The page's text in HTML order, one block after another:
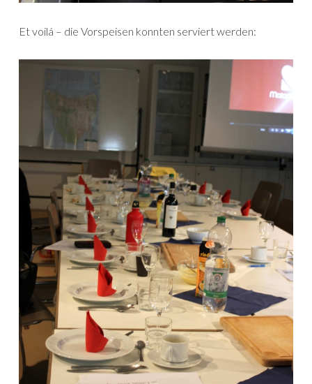
Et voilá – die Vorspeisen konnten serviert werden: